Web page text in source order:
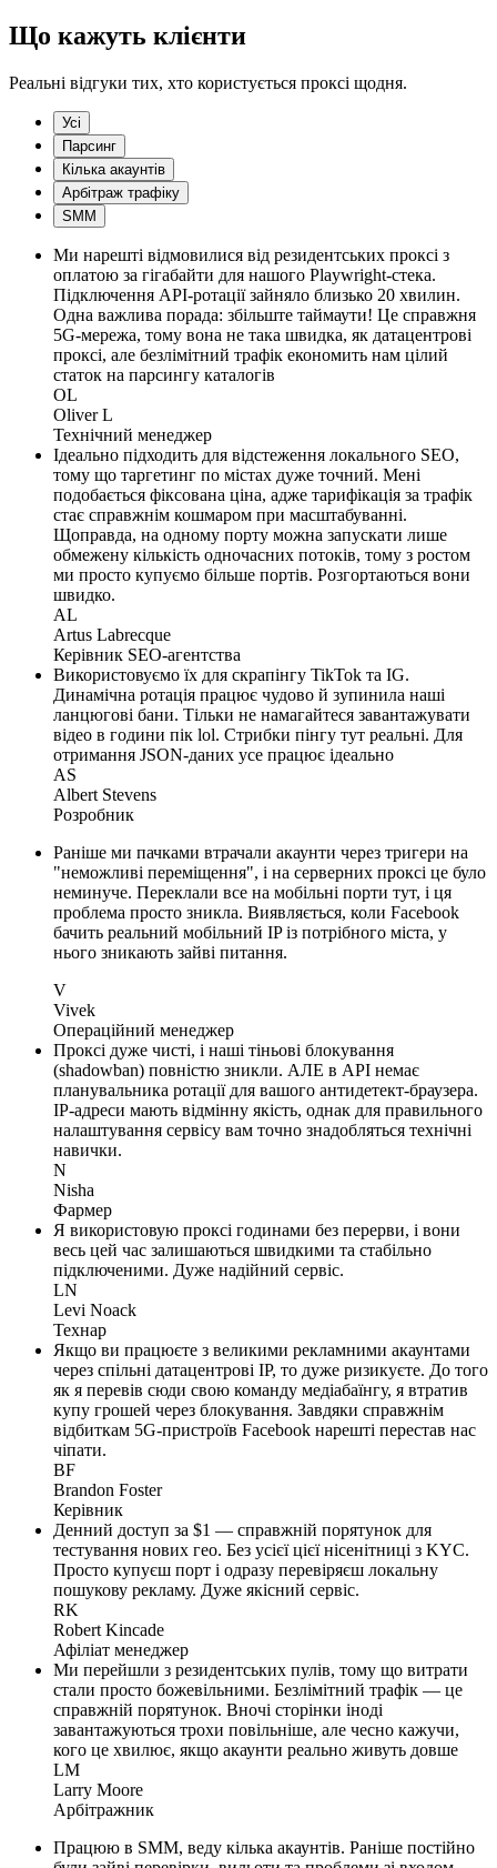
Що кажуть клієнти
Реальні відгуки тих, хто користується проксі щодня.
Усі
Парсинг
Кілька акаунтів
Арбітраж трафіку
SMM
Ми нарешті відмовилися від резидентських проксі з
оплатою за гігабайти для нашого Playwright-стека.
Підключення API-ротації зайняло близько 20 хвилин.
Одна важлива порада: збільште таймаути! Це справжня
5G-мережа, тому вона не така швидка, як датацентрові
проксі, але безлімітний трафік економить нам цілий
статок на парсингу каталогів
OL
Oliver L
Технічний менеджер
Ідеально підходить для відстеження локального SEO,
тому що таргетинг по містах дуже точний. Мені
подобається фіксована ціна, адже тарифікація за трафік
стає справжнім кошмаром при масштабуванні.
Щоправда, на одному порту можна запускати лише
обмежену кількість одночасних потоків, тому з ростом
ми просто купуємо більше портів. Розгортаються вони
швидко.
AL
Artus Labrecque
Керівник SEO-агентства
Використовуємо їх для скрапінгу TikTok та IG.
Динамічна ротація працює чудово й зупинила наші
ланцюгові бани. Тільки не намагайтеся завантажувати
відео в години пік lol. Стрибки пінгу тут реальні. Для
отримання JSON-даних усе працює ідеально
AS
Albert Stevens
Розробник
Раніше ми пачками втрачали акаунти через тригери на
"неможливі переміщення", і на серверних проксі це було
неминуче. Переклали все на мобільні порти тут, і ця
проблема просто зникла. Виявляється, коли Facebook
бачить реальний мобільний IP із потрібного міста, у
нього зникають зайві питання.
V
Vivek
Операційний менеджер
Проксі дуже чисті, і наші тіньові блокування
(shadowban) повністю зникли. АЛЕ в API немає
планувальника ротації для вашого антидетект-браузера.
IP-адреси мають відмінну якість, однак для правильного
налаштування сервісу вам точно знадобляться технічні
навички.
N
Nisha
Фармер
Я використовую проксі годинами без перерви, і вони
весь цей час залишаються швидкими та стабільно
підключеними. Дуже надійний сервіс.
LN
Levi Noack
Технар
Якщо ви працюєте з великими рекламними акаунтами
через спільні датацентрові IP, то дуже ризикуєте. До того
як я перевів сюди свою команду медіабаїнгу, я втратив
купу грошей через блокування. Завдяки справжнім
відбиткам 5G-пристроїв Facebook нарешті перестав нас
чіпати.
BF
Brandon Foster
Керівник
Денний доступ за $1 — справжній порятунок для
тестування нових гео. Без усієї цієї нісенітниці з KYC.
Просто купуєш порт і одразу перевіряєш локальну
пошукову рекламу. Дуже якісний сервіс.
RK
Robert Kincade
Афіліат менеджер
Ми перейшли з резидентських пулів, тому що витрати
стали просто божевільними. Безлімітний трафік — це
справжній порятунок. Вночі сторінки іноді
завантажуються трохи повільніше, але чесно кажучи,
кого це хвилює, якщо акаунти реально живуть довше
LM
Larry Moore
Арбітражник
Працюю в SMM, веду кілька акаунтів. Раніше постійно